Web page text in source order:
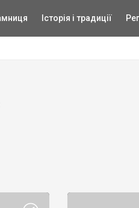
Історія і традиції